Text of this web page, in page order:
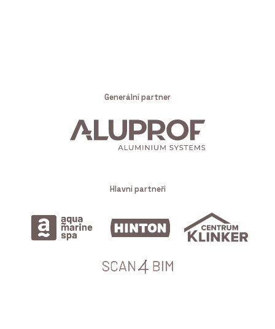
Generální partner
Hlavní partneři